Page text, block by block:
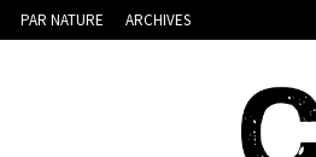
PAR NATURE ARCHIVES